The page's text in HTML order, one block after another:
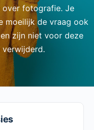
over fotografie. Je
moeilijk de vraag ook
zijn niet voor deze